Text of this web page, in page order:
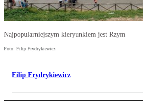
Najpopularniejszym kieryunkiem jest Rzym
Foto: Filip Frydrykiewicz
Filip Frydrykiewicz